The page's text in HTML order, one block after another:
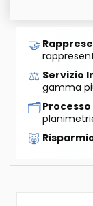
🤝
⚖️ Servizio
gamma
🗂️
🐷